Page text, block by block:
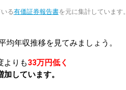
る有価証券報告書を元に集計しています。
均年収推移を見てみましょう。
よりも33万円低く
しています。